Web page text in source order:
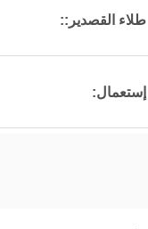
طلاء القصدير::
إستعمال: